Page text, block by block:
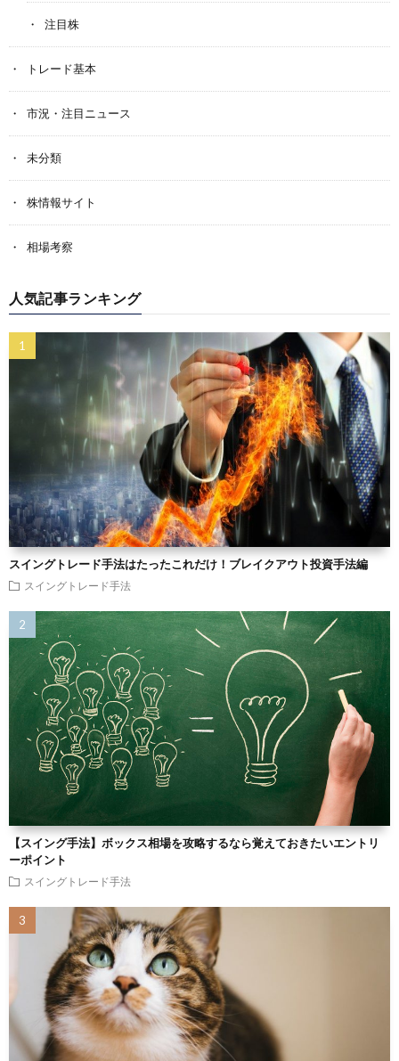
注目株
トレード基本
市況・注目ニュース
未分類
株情報サイト
相場考察
人気記事ランキング
スイングトレード手法はたったこれだけ！ブレイクアウト投資手法編
スイングトレード手法
【スイング手法】ボックス相場を攻略するなら覚えておきたいエントリ
ーポイント
スイングトレード手法